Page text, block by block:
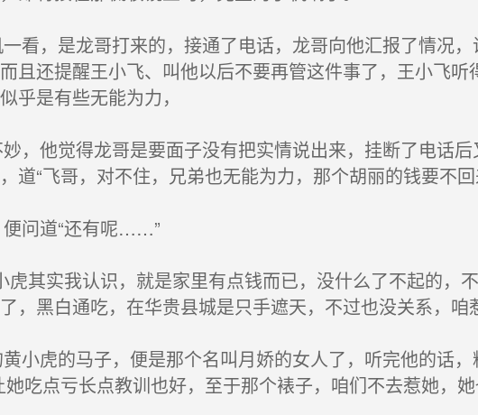
看，是龙哥打来的，接通了电话，龙哥向他汇报了情况
且还提醒王小飞、叫他以后不要再管这件事了，王小飞
乎是有些无能为力，
，他觉得龙哥是要面子没有把实情说出来，挂断了电话
道“飞哥，对不住，兄弟也无能为力，那个胡丽的钱要不
问道“还有呢……”
其实我认识，就是家里有点钱而已，没什么了不起的，
，黑白通吃，在华贵县城是只手遮天，不过也没关系，
小虎的马子，便是那个名叫月娇的女人了，听完他的话
吃点亏长点教训也好，至于那个裱子，咱们不去惹她，